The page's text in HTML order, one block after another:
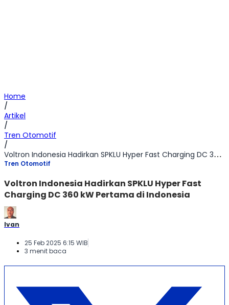
Home
/
Artikel
/
Tren Otomotif
/
Voltron Indonesia Hadirkan SPKLU Hyper Fast Charging DC 360 kW Pertama di Indonesia
Tren Otomotif
Voltron Indonesia Hadirkan SPKLU Hyper Fast
Charging DC 360 kW Pertama di Indonesia
Ivan
25 Feb 2025 6:15 WIB
3 menit baca